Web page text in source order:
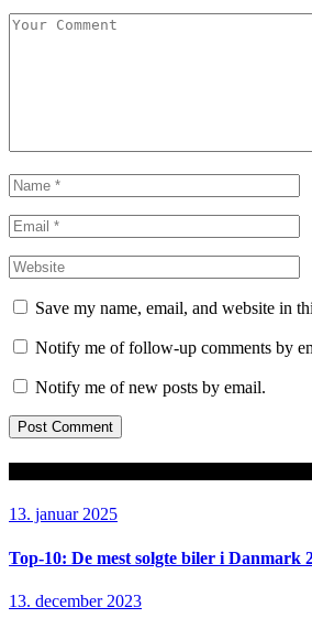
Save my name, email, and website in
Notify me of follow-up comments by
Notify me of new posts by email.
13. januar 2025
Top-10: De mest solgte biler i Danmark
13. december 2023